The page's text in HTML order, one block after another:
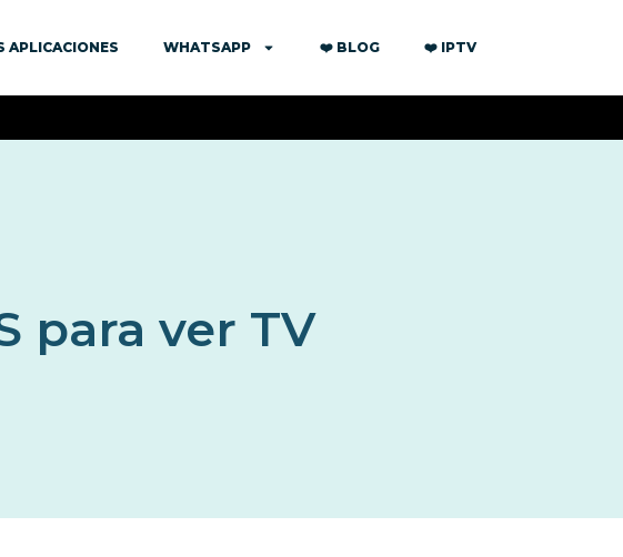
APLICACIONES WHATSAPP ❤️ BLOG ❤️ IPTV
para ver TV